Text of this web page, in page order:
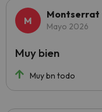
Montserrat
Mayo 2026
Muy bn todo
Muy bien